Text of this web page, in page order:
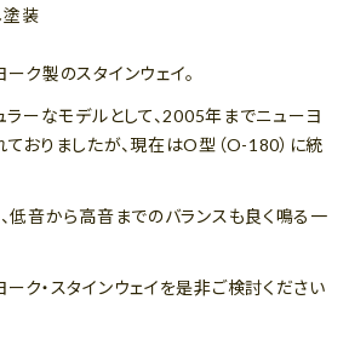
装
ク製のスタインウェイ。
ーなモデルとして、2005年までニューヨ
おりましたが、現在はO型（O-180）に統
低音から高音までのバランスも良く鳴る一
ク・スタインウェイを是非ご検討ください